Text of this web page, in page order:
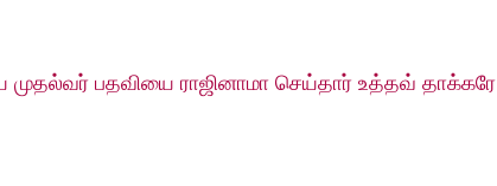
முதல்வர் பதவியை ராஜினாமா செய்தார் உத்தவ் தாக்கரே